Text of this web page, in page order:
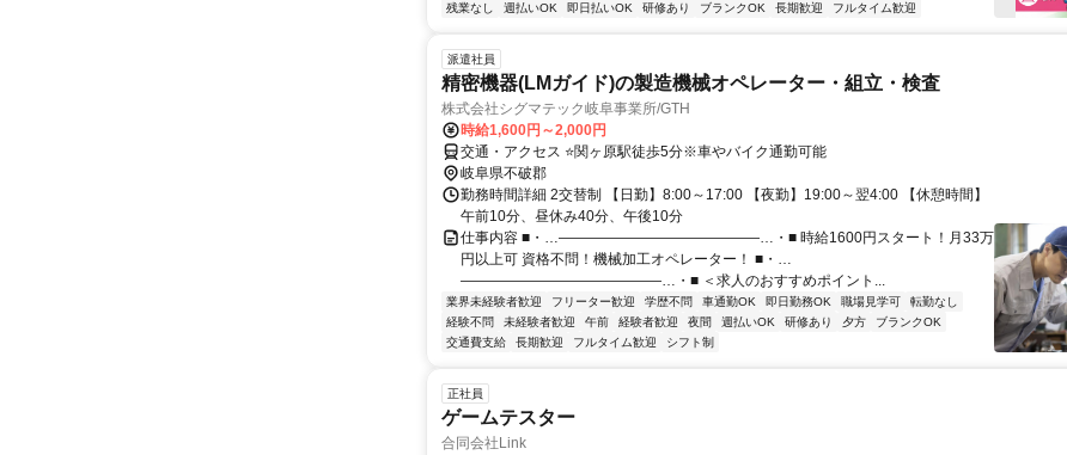
残業なし
週払いOK 即日払いOK 研修あり ブランクOK 長期歓迎 フルタイム歓迎
派遣社員
精密機器(LMガイド)の製造機械オペレーター・組立・検査
株式会社シグマテック岐阜事業所/GTH
時給1,600円～2,000円
交通・アクセス ⭐関ヶ原駅徒歩5分※車やバイク通勤可能
岐阜県不破郡
勤務時間詳細 2交替制 【日勤】8:00～17:00 【夜勤】19:00～翌4:00 【休憩時間】
午前10分、昼休み40分、午後10分
仕事内容 ■・…――――――――――――――…・■ 時給1600円スタート！月33万
円以上可 資格不問！機械加工オペレーター！ ■・…
――――――――――――――…・■ ＜求人のおすすめポイント...
業界未経験者歓迎 フリーター歓迎 学歴不問 車通勤OK 即日勤務OK 職場見学可
転勤なし
経験不問
未経験者歓迎 午前 経験者歓迎 夜間 週払いOK 研修あり 夕方
ブランクOK
交通費支給
長期歓迎 フルタイム歓迎 シフト制
正社員
ゲームテスター
合同会社Link